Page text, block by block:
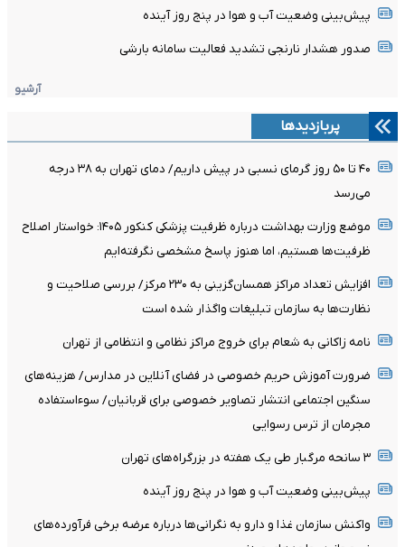
پیش‌بینی وضعیت آب و هوا در پنج روز آینده
صدور هشدار نارنجی تشدید فعالیت سامانه بارشی
آرشیو
پربازدیدها
۴۰ تا ۵۰ روز گرمای نسبی در پیش داریم/ دمای تهران به ۳۸ درجه
می‌رسد
موضع وزارت بهداشت درباره ظرفیت پزشکی کنکور ۱۴۰۵: خواستار اصلاح
ظرفیت‌ها هستیم، اما هنوز پاسخ مشخصی نگرفته‌ایم
افزایش تعداد مراکز همسان‌گزینی به ۲۳۰ مرکز/ بررسی صلاحیت و
نظارت‌ها به سازمان تبلیغات واگذار شده است
نامه زاکانی به شعام برای خروج مراکز نظامی و انتظامی از تهران
ضرورت آموزش حریم خصوصی در فضای آنلاین در مدارس/ هزینه‌های
سنگین اجتماعی انتشار تصاویر خصوصی برای قربانیان/ سوءاستفاده
مجرمان از ترس رسوایی
۳ سانحه مرگبار طی یک هفته در بزرگراه‌های تهران
پیش‌بینی وضعیت آب و هوا در پنج روز آینده
واکنش سازمان غذا و دارو به نگرانی‌ها درباره عرضه برخی فرآورده‌های